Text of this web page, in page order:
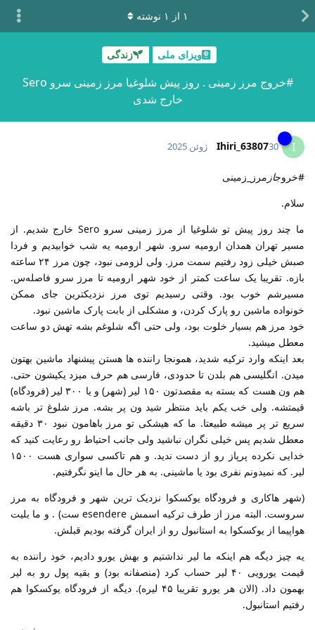
ویزای ملی زندگی
#خروج مرز زمینی . روز پیش شلوغیا مرز زمینی سرو Sero
خارج شدی
۱ از ۱ نوشته
I
Ihiri_6380730 ژوئن 2025
#خروجاز مرز_زمینی
سلام.
ما چند روز پیش تو شلوغیا از مرز زمینی سرو Sero خارج شدیم. از
مسیر تهران همدان ارومیه سرو. شهر ارومیه یه شب خوابیدیم و فردا
صبش خیلی زود رفتیم سمت مرز. ولی لزومی نبود، چون مرز ۲۴ ساعته
بازه. تقریبا یک ساعت کمتر از خود شهر ارومیه تا مرز سرو فاصله‌س.
مسیرشم خوب بود. وقتی رسیدیم توی مرز نزدیکترین جای ممکن
خونواده ماشین رو پارک کردن، و مشکلی از بابت پارک ماشین نبود.
خود مرز هم بسیار خلوت بود، ولی حتی اگه شلوغم بشه تهش دو ساعت
معطل میشید.
بعد اینکه وارد ترکیه شدید، همونجا راننده ها هستن پیشنهاد ماشین بهتون
میدن. انگلیسی هم بلدن تا حدودی، فارسی هم حرف میزد یکیشون حتی.
هم ون هست که بسته به مقصدتون ۱۵۰ لیر (شهر) و یا ۳۰۰ لیر (فرودگاه)
قیمتشه. ولی خب یکم باید منتظر شید ون پر بشه. مرز شلوغ تر باشه
سریع تر پر میشه طبیعتا. ما که هیشکی تو مرز باهامون نبود ۳۰ دقیقه
معطل شدیم پس خیلی نگران نباشید ولی جانب احتیاط رو رعایت کنید که
خدایی نکرده پرپاز رو از دست ندید. و هم تاکسی سواری هست ۱۵۰۰
لیر. که نمیدونم نفری بود یا ماشینی. به هر حال ما اینو نگرفتیم.
(شهر هاکاری و فرودگاه یوکسکوا نزدیک ترین شهر و فرودگاه به مرز
سروست. البته مرز از طرف ترکیه اسمش esendere ست) . و ما بلیت
هواپیما از یوکسکوا به استانبول رو از ایران گرفته بودیم قبلش.
یه چیز دیگه هم اینکه ما لیر نداشتیم و بهش یورو دادیم، خود راننده به
قیمت یورویی ۴۰ لیر حساب کرد (منصفانه بود) و بقیه‌ پول رو به لیر
بهمون داد. (الان هر یورو تقریبا ۴۵ لیره). دیگه از فرودگاه یوکسکوا هم
رفتیم استانبول.